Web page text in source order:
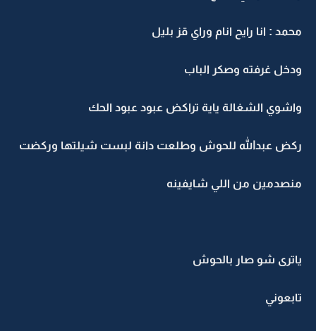
محمد : انا رايح انام وراي قز بليل
ودخل غرفته وصكر الباب
واشوي الشغالة ياية تراكض عبود عبود الحك
ركض عبدالله للحوش وطلعت دانة لبست شيلتها وركضت
منصدمين من اللي شايفينه
ياترى شو صار بالحوش
تابعوني